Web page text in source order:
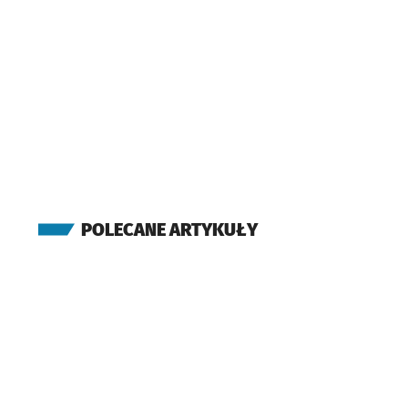
POLECANE ARTYKUŁY